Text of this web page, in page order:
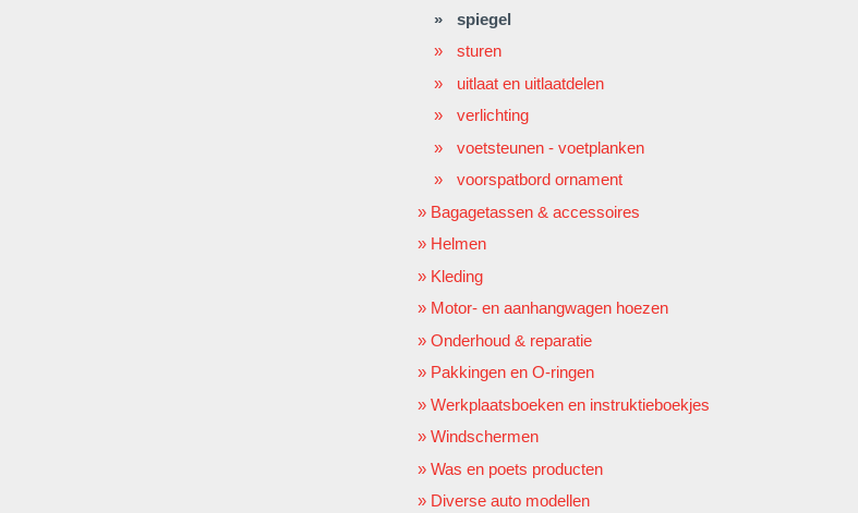
spiegel
sturen
uitlaat en uitlaatdelen
verlichting
voetsteunen - voetplanken
voorspatbord ornament
Bagagetassen & accessoires
Helmen
Kleding
Motor- en aanhangwagen hoezen
Onderhoud & reparatie
Pakkingen en O-ringen
Werkplaatsboeken en instruktieboekjes
Windschermen
Was en poets producten
Diverse auto modellen